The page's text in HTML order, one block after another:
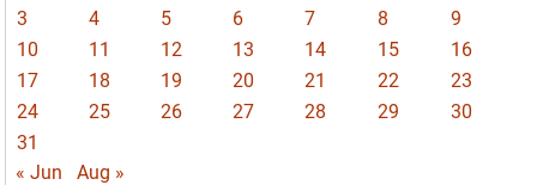
3
4 5 6 7 8
9
10
11 12 13 14 15
16
17
18 19 20 21 22
23
24
25 26 27 28 29
30
31
« Jun
Aug »